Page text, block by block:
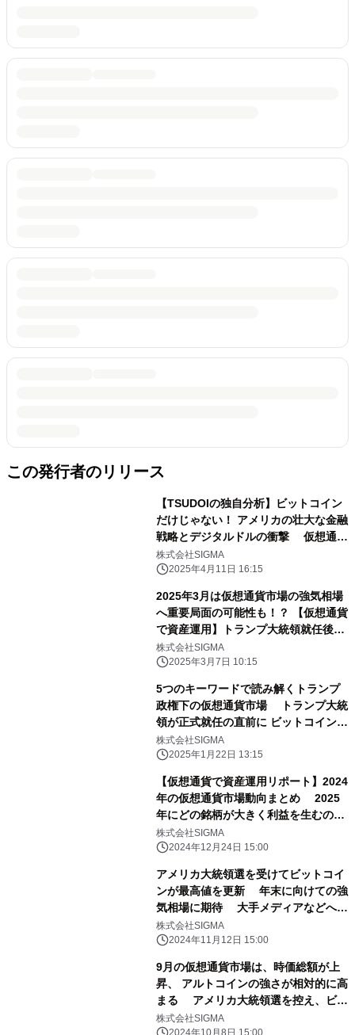
この発行者のリリース
【TSUDOIの独自分析】ビットコイン
だけじゃない！ アメリカの壮大な金融
戦略とデジタルドルの衝撃 仮想通貨
情報コミュニティサービス
「TSUDOI」による 仮想通貨で資産運
株式会社SIGMA
2025年4月11日 16:15
2025年3月は仮想通貨市場の強気相場
へ重要局面の可能性も！？ 【仮想通貨
で資産運用】トランプ大統領就任後の
動向を 武藤 浩司代表が詳細分析
株式会社SIGMA
2025年3月7日 10:15
5つのキーワードで読み解くトランプ
政権下の仮想通貨市場 トランプ大統
領が正式就任の直前に ビットコインが
最高値を更新する激変ぶり
株式会社SIGMA
2025年1月22日 13:15
【仮想通貨で資産運用リポート】2024
年の仮想通貨市場動向まとめ 2025
年にどの銘柄が大きく利益を生むの
か？をテーマに 12月26日に無料セミ
ナーを開催 仮想通貨情報コミュニテ
が詳細を分析
株式会社SIGMA
2024年12月24日 15:00
アメリカ大統領選を受けてビットコイ
ンが最高値を更新 年末に向けての強
気相場に期待 大手メディアなどへ
「アメリカ大統領選の影響」 「仮想通
貨詐欺への注意喚起」などもリポート
株式会社SIGMA
2024年11月12日 15:00
9月の仮想通貨市場は、時価総額が上
昇、 アルトコインの強さが相対的に高
まる アメリカ大統領選を控え、ビッ
トコインはじめ 仮想通貨市場への注目
株式会社SIGMA
2024年10月8日 15:00